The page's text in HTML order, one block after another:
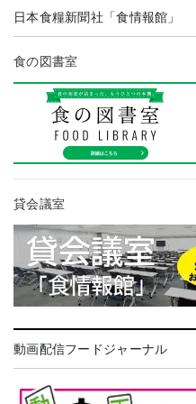
日本食糧新聞社「食情報館」
食の図書室
貸会議室
動画配信フードジャーナル